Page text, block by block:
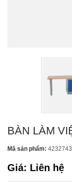
BÀN LÀM
Mã sản phẩm:
Giá: Liên hệ